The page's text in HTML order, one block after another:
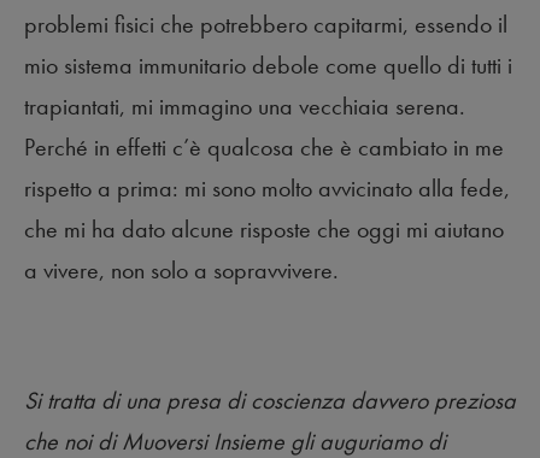
problemi fisici che potrebbero capitarmi, essendo il
mio sistema immunitario debole come quello di tutti i
trapiantati, mi immagino una vecchiaia serena.
Perché in effetti c’è qualcosa che è cambiato in me
rispetto a prima: mi sono molto avvicinato alla fede,
che mi ha dato alcune risposte che oggi mi aiutano
a vivere, non solo a sopravvivere.
Si tratta di una presa di coscienza davvero preziosa
che noi di Muoversi Insieme gli auguriamo di